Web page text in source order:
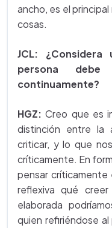
ancho, es el
cosas.
JCL: ¿Considera
persona
continuamente?
HGZ: Creo que es
distinción entre la
criticar, y lo que
críticamente. En
pensar críticamente
reflexiva qué
elaborada
quien refiriéndose